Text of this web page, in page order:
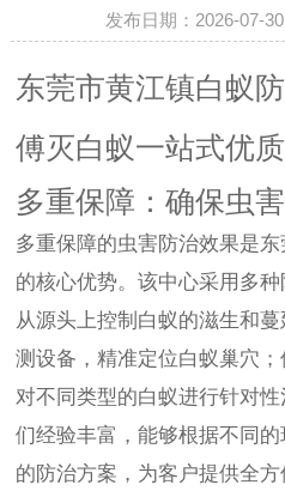
发布日期：2026-07-
东莞市黄江镇白蚁
傅灭白蚁一站式优
多重保障：确保虫
多重保障的虫害防治效果是
的核心优势。该中心采用多
从源头上控制白蚁的滋生和
测设备，精准定位白蚁巢穴；
对不同类型的白蚁进行针对
们经验丰富，能够根据不同
的防治方案，为客户提供全